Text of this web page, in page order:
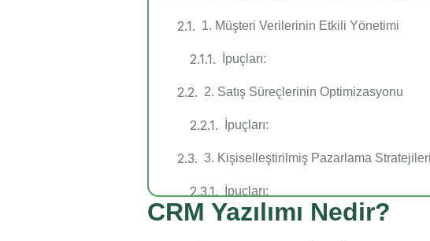
1. Müşteri Verilerinin Etkili Yönetimi
İpuçları:
2. Satış Süreçlerinin Optimizasyonu
İpuçları:
3. Kişiselleştirilmiş Pazarlama Stratejileri
İpuçları:
4. Müşteri Hizmetleri ve Destek
CRM Yazılımı Nedir?